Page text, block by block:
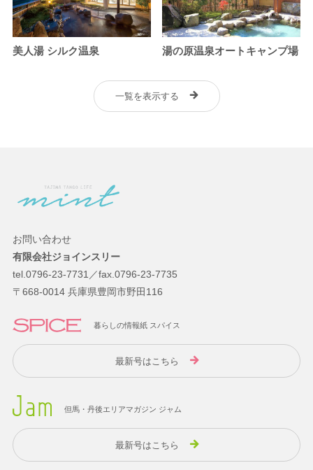
美人湯 シルク温泉 湯の原温泉オートキャンプ場
一覧を表示する
お問い合わせ
有限会社ジョインスリー
tel.0796-23-7731／fax.0796-23-7735
〒668-0014 兵庫県豊岡市野田116
暮らしの情報紙 スパイス
最新号はこちら
但馬・丹後エリアマガジン ジャム
最新号はこちら